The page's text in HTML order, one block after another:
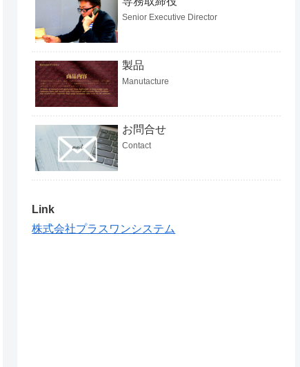
Senior Executive Director
製品
Manutacture
お問合せ
Contact
Link
株式会社プラスワンシステム